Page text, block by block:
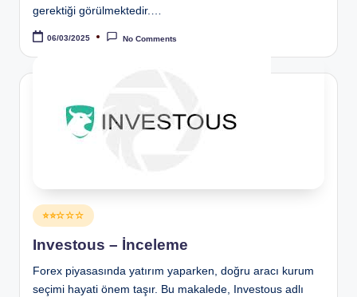
gerektiği görülmektedir.…
06/03/2025 No Comments
Posted
in
⭐⭐☆☆☆
Investous – İnceleme
Forex piyasasında yatırım yaparken, doğru aracı kurum
seçimi hayati önem taşır. Bu makalede, Investous adlı